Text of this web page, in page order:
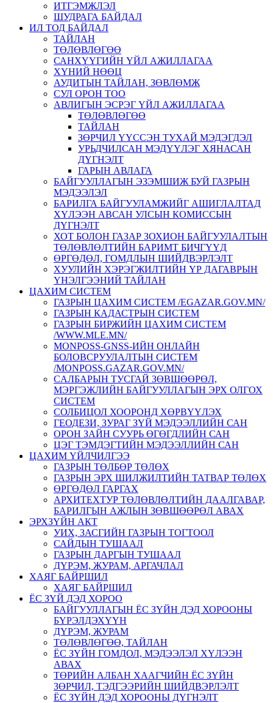
ИТГЭМЖЛЭЛ
ШУДРАГА БАЙДАЛ
ИЛ ТОД БАЙДАЛ
ТАЙЛАН
ТӨЛӨВЛӨГӨӨ
САНХҮҮГИЙН ҮЙЛ АЖИЛЛАГАА
ХҮНИЙ НӨӨЦ
АУДИТЫН ТАЙЛАН, ЗӨВЛӨМЖ
СУЛ ОРОН ТОО
АВЛИГЫН ЭСРЭГ ҮЙЛ АЖИЛЛАГАА
ТӨЛӨВЛӨГӨӨ
ТАЙЛАН
ЗӨРЧИЛ ҮҮССЭН ТУХАЙ МЭДЭГДЭЛ
УРЬДЧИЛСАН МЭДҮҮЛЭГ ХЯНАСАН
ДҮГНЭЛТ
ГАРЫН АВЛАГА
БАЙГУУЛЛАГЫН ЭЗЭМШИЖ БУЙ ГАЗРЫН
МЭДЭЭЛЭЛ
БАРИЛГА БАЙГУУЛАМЖИЙГ АШИГЛАЛТАД
ХҮЛЭЭН АВСАН УЛСЫН КОМИССЫН
ДҮГНЭЛТ
ХОТ БОЛОН ГАЗАР ЗОХИОН БАЙГУУЛАЛТЫН
ТӨЛӨВЛӨЛТИЙН БАРИМТ БИЧГҮҮД
ӨРГӨДӨЛ, ГОМДЛЫН ШИЙДВЭРЛЭЛТ
ХУУЛИЙН ХЭРЭГЖИЛТИЙН ҮР ДАГАВРЫН
ҮНЭЛГЭЭНИЙ ТАЙЛАН
ЦАХИМ СИСТЕМ
ГАЗРЫН ЦАХИМ СИСТЕМ /EGAZAR.GOV.MN/
ГАЗРЫН КАДАСТРЫН СИСТЕМ
ГАЗРЫН БИРЖИЙН ЦАХИМ СИСТЕМ
/WWW.MLE.MN/
MONPOSS-GNSS-ИЙН ОНЛАЙН
БОЛОВСРУУЛАЛТЫН СИСТЕМ
/MONPOSS.GAZAR.GOV.MN/
CАЛБАРЫН ТУСГАЙ ЗӨВШӨӨРӨЛ,
МЭРГЭЖЛИЙН БАЙГУУЛЛАГЫН ЭРХ ОЛГОХ
СИСТЕМ
СОЛБИЦОЛ ХООРОНД ХӨРВҮҮЛЭХ
ГЕОДЕЗИ, ЗУРАГ ЗҮЙ МЭДЭЭЛЛИЙН САН
ОРОН ЗАЙН СУУРЬ ӨГӨГДЛИЙН САН
ЦЭГ ТЭМДЭГТИЙН МЭДЭЭЛЛИЙН САН
ЦАХИМ ҮЙЛЧИЛГЭЭ
ГАЗРЫН ТӨЛБӨР ТӨЛӨХ
ГАЗРЫН ЭРХ ШИЛЖИЛТИЙН ТАТВАР ТӨЛӨХ
ӨРГӨДӨЛ ГАРГАХ
АРХИТЕХТУР ТӨЛӨВЛӨЛТИЙН ДААЛГАВАР,
БАРИЛГЫН АЖЛЫН ЗӨВШӨӨРӨЛ АВАХ
ЭРХЗҮЙН АКТ
УИХ, ЗАСГИЙН ГАЗРЫН ТОГТООЛ
САЙДЫН ТУШААЛ
ГАЗРЫН ДАРГЫН ТУШААЛ
ДҮРЭМ, ЖУРАМ, АРГАЧЛАЛ
ХАЯГ БАЙРШИЛ
ХАЯГ БАЙРШИЛ
ЁС ЗҮЙ ДЭД ХОРОО
БАЙГУУЛЛАГЫН ЁС ЗҮЙН ДЭД ХОРООНЫ
БҮРЭЛДЭХҮҮН
ДҮРЭМ, ЖУРАМ
ТӨЛӨВЛӨГӨӨ, ТАЙЛАН
ЁС ЗҮЙН ГОМДОЛ, МЭДЭЭЛЭЛ ХҮЛЭЭН
АВАХ
ТӨРИЙН АЛБАН ХААГЧИЙН ЁС ЗҮЙН
ЗӨРЧИЛ, ТЭДГЭЭРИЙН ШИЙДВЭРЛЭЛТ
ЁС ЗҮЙН ДЭД ХОРООНЫ ДҮГНЭЛТ